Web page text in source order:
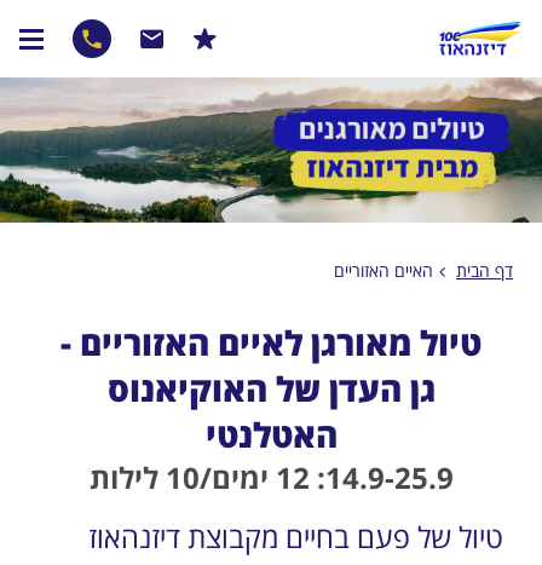
דף הבית האיים האזוריים
טיול מאורגן לאיים האזוריים -
גן העדן של האוקיאנוס
האטלנטי
14.9-25.9: 12 ימים/10 לילות
טיול של פעם בחיים מקבוצת דיזנהאוז